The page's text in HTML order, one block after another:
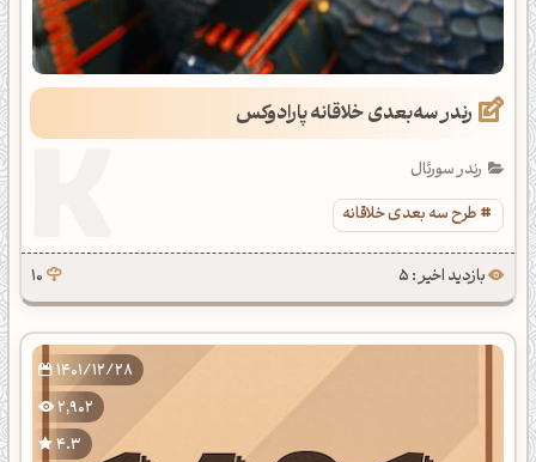
رندر سه‌بعدی خلاقانه پارادوکس
رندر سورئال
طرح سه بعدی خلاقانه
بازدید اخیر : 5 10
1401/12/28
2,902
4.3